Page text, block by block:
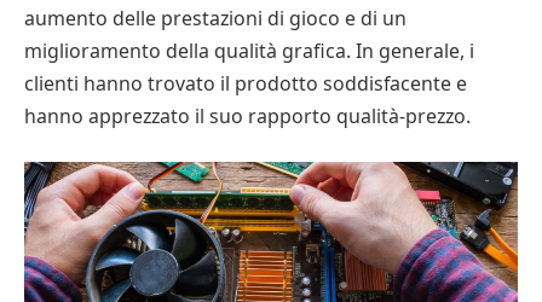
aumento delle prestazioni di gioco e di un
miglioramento della qualità grafica. In generale, i
clienti hanno trovato il prodotto soddisfacente e
hanno apprezzato il suo rapporto qualità-prezzo.